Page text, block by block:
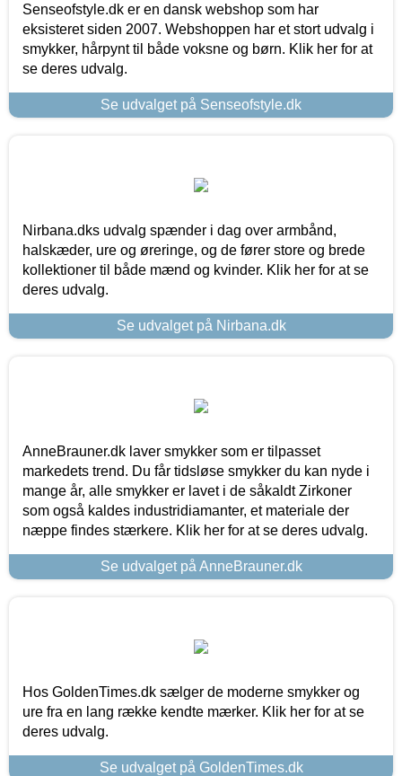
Senseofstyle.dk er en dansk webshop som har
eksisteret siden 2007. Webshoppen har et stort udvalg i
smykker, hårpynt til både voksne og børn. Klik her for at
se deres udvalg.
Se udvalget på Senseofstyle.dk
Nirbana.dks udvalg spænder i dag over armbånd,
halskæder, ure og øreringe, og de fører store og brede
kollektioner til både mænd og kvinder. Klik her for at se
deres udvalg.
Se udvalget på Nirbana.dk
AnneBrauner.dk laver smykker som er tilpasset
markedets trend. Du får tidsløse smykker du kan nyde i
mange år, alle smykker er lavet i de såkaldt Zirkoner
som også kaldes industridiamanter, et materiale der
næppe findes stærkere. Klik her for at se deres udvalg.
Se udvalget på AnneBrauner.dk
Hos GoldenTimes.dk sælger de moderne smykker og
ure fra en lang række kendte mærker. Klik her for at se
deres udvalg.
Se udvalget på GoldenTimes.dk